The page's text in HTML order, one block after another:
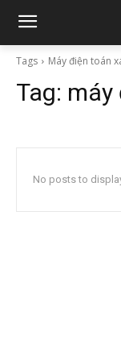
Tags Máy điện toán
Tag: máy
No posts to